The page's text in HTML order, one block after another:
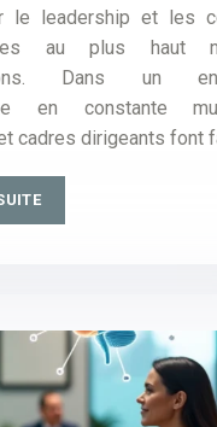
le leadership et les
au plus haut
Dans un
en constante
cadres dirigeants font